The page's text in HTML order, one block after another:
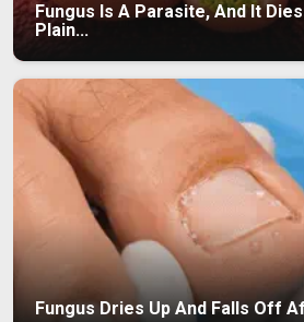
Fungus Is A Parasite, And It
Plain...
Fungus Dries Up And Falls Off